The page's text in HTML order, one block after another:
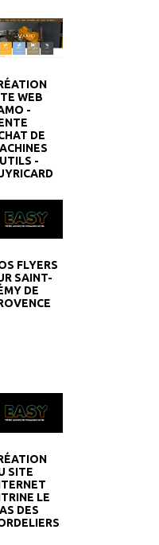
WEB
-
DE
-
FLYERS
SAINT-
DE
SITE
LE
DES